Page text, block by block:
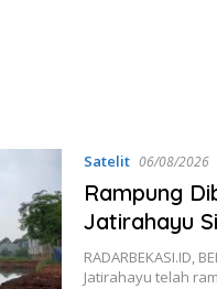
Satelit 06/08/2026
Rampung
Jatirahayu
RADARBEKASI.ID,
Jatirahayu telah